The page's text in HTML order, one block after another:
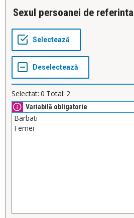
Sexul persoanei de referinta
Selectat: 0 Total: 2
Variabilă obligatorie